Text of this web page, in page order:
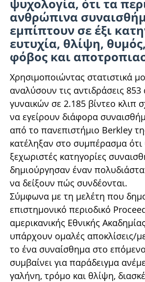
ψυχολογία, ότι τα
ανθρώπινα
εμπίπτουν σε έξι
ευτυχία, θλίψη,
φόβος και
Χρησιμοποιώντας στατιστικά
αναλύσουν τις αντιδράσεις
γυναικών σε 2.185 βίντεο κλιπ
να εγείρουν διάφορα
από το πανεπιστήμιο Berkley
κατέληξαν στο συμπέρασμα
ξεχωριστές κατηγορίες
δημιούργησαν έναν
να δείξουν πώς συνδέονται.
Σύμφωνα με τη μελέτη που
επιστημονικό περιοδικό
αμερικανικής Εθνικής
υπάρχουν ομαλές αποκλίσεις/
το ένα συναίσθημα στο
συμβαίνει για παράδειγμα
γαλήνη, τρόμο και θλίψη,